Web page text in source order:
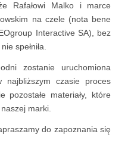
Rafałowi Malko i marce
na czele (nota bene
Interactive SA), bez
spełniła.
zostanie uruchomiona
czasie proces
pozostałe materiały, które
marki.
do zapoznania się